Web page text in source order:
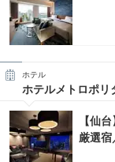
ホテル
ホテルメトロポリ
【仙
厳選